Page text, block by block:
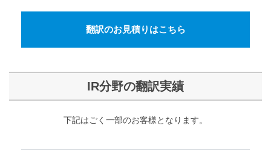
翻訳のお見積りはこちら
IR分野の翻訳実績
下記はごく一部のお客様となります。